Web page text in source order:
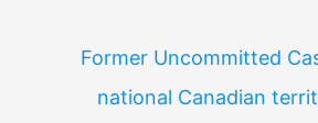
Former Uncommitted
national Canadian